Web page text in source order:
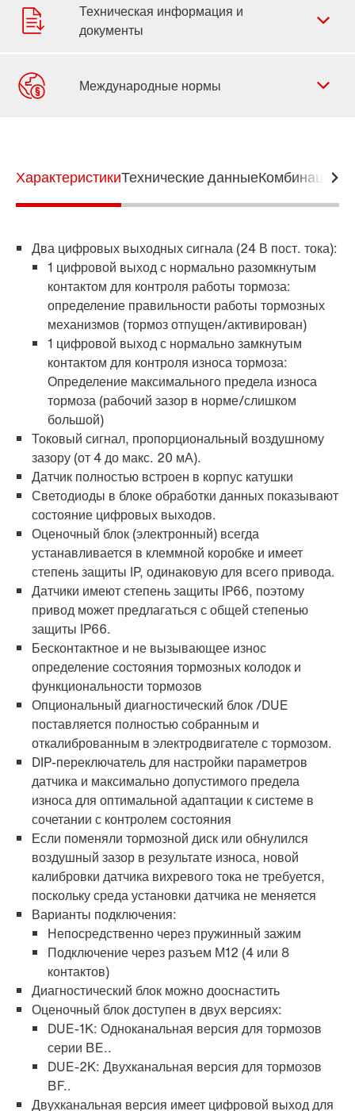
Контактная информация
ХарактеристикиТехнические данныеКомбинация
Два цифровых выходных сигнала (24 В пост. тока):
1 цифровой выход с нормально разомкнутым
контактом для контроля работы тормоза:
определение правильности работы тормозных
механизмов (тормоз отпущен/активирован)
1 цифровой выход с нормально замкнутым
контактом для контроля износа тормоза:
Определение максимального предела износа
тормоза (рабочий зазор в норме/слишком
большой)
Токовый сигнал, пропорциональный воздушному
зазору (от 4 до макс. 20 мА).
Датчик полностью встроен в корпус катушки
Светодиоды в блоке обработки данных показывают
состояние цифровых выходов.
Оценочный блок (электронный) всегда
устанавливается в клеммной коробке и имеет
степень защиты IP, одинаковую для всего привода.
Датчики имеют степень защиты IP66, поэтому
привод может предлагаться с общей степенью
защиты IP66.
Бесконтактное и не вызывающее износ
определение состояния тормозных колодок и
функциональности тормозов
Опциональный диагностический блок /DUE
поставляется полностью собранным и
откалиброванным в электродвигателе с тормозом.
DIP-переключатель для настройки параметров
датчика и максимально допустимого предела
износа для оптимальной адаптации к системе в
сочетании с контролем состояния
Если поменяли тормозной диск или обнулился
воздушный зазор в результате износа, новой
калибровки датчика вихревого тока не требуется,
поскольку среда установки датчика не меняется
Варианты подключения:
Непосредственно через пружинный зажим
Подключение через разъем М12 (4 или 8
контактов)
Диагностический блок можно дооснастить
Оценочный блок доступен в двух версиях:
DUE-1K: Одноканальная версия для тормозов
серии BE..
DUE-2K: Двухканальная версия для тормозов
BF..
Двухканальная версия имеет цифровой выход для